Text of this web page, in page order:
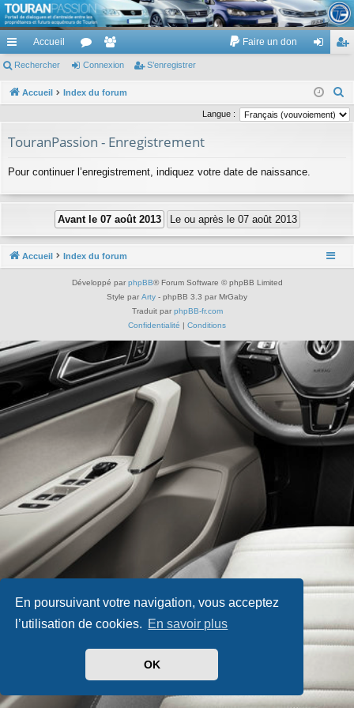
En poursuivant votre navigation, vous acceptez
l’utilisation de cookies. En savoir plus
OK
TouranPassion
Le forum des propriétaires ou futurs acquéreurs du Volkswagen Touran
cc
ès
pi
Accueil
or
u
s
e
m
es
Faire un don
ne
xi
nr
eg
Rechercher Connexion S’enregistrer
Accueil Index du forum
e
c
Langue :
TouranPassion - Enregistrement
Pour continuer l’enregistrement, indiquez votre date de naissance.
Accueil Index du forum
Développé par phpBB® Forum Software © phpBB Limited
Style par Arty - phpBB 3.3 par MrGaby
Traduit par phpBB-fr.com
Confidentialité | Conditions